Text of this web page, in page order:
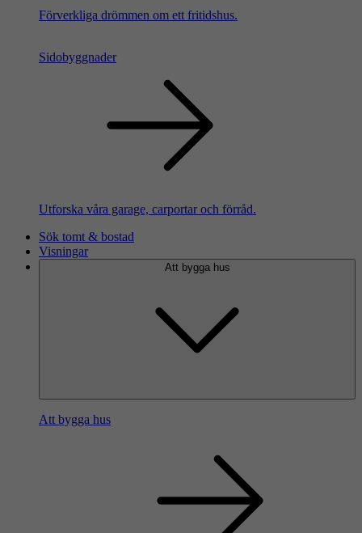
Förverkliga drömmen om ett fritidshus.
Sidobyggnader
Utforska våra garage, carportar och förråd.
Sök tomt & bostad
Visningar
Att bygga hus
Att bygga hus